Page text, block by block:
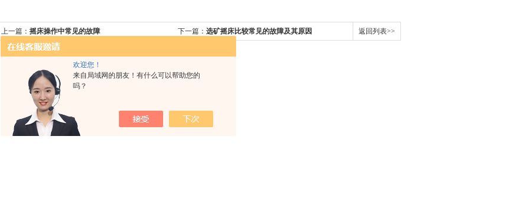
欢迎您！
来自局域网的朋友！有什么可以帮助您的
吗？
上一篇： 摇床操作中常见的故障 下一篇： 选矿摇床比较常见的故障及其原因 返回列表>>